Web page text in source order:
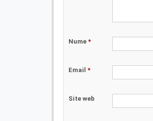
Nume *
Email *
Site web